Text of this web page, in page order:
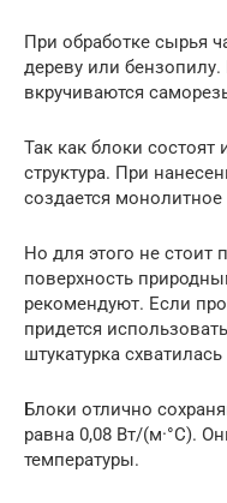
При обработке сырья
дереву или бензопилу.
вкручиваются
Так как блоки состоят
структура. При
создается
Но для этого не стоит
поверхность
рекомендуют. Если
придется
штукатурка
Блоки отлично
равна 0,08 Вт/(м·°C).
температуры.